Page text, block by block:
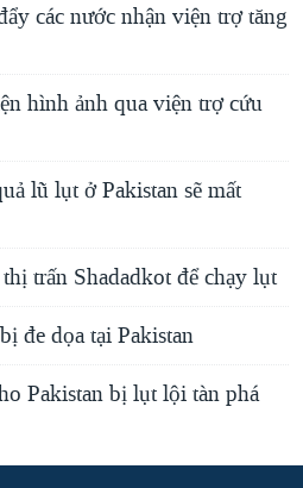
các nước nhận viện trợ tăng
hình ảnh qua viện trợ cứu
lũ lụt ở Pakistan sẽ mất
trấn Shadadkot để chạy lụt
đe dọa tại Pakistan
Pakistan bị lụt lội tàn phá